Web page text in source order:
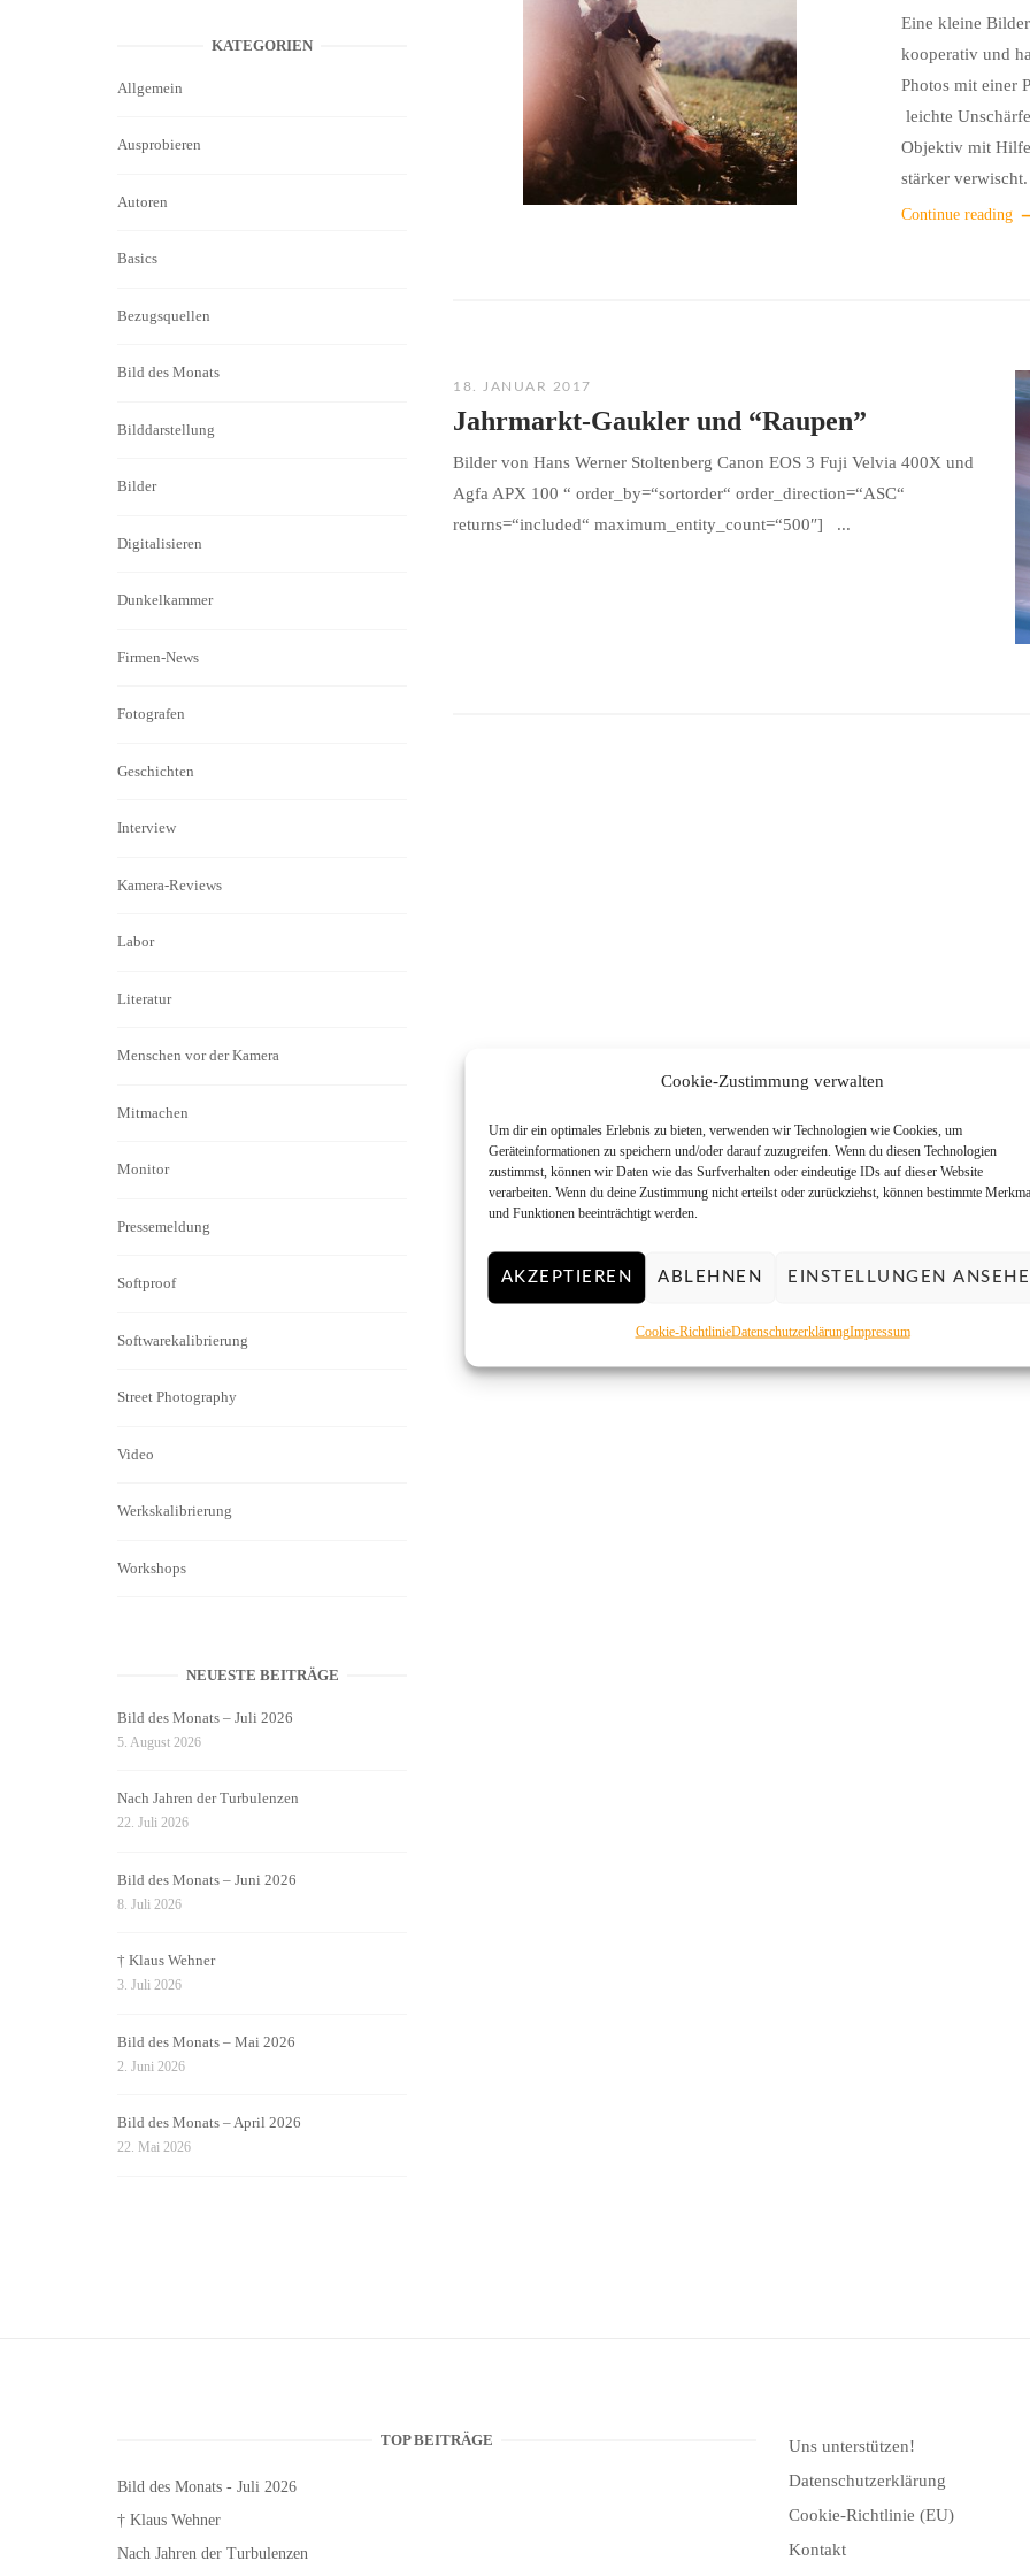
Cookie-Zustimmung verwalten
Um dir ein optimales Erlebnis zu bieten, verwenden wir Technologien wie Cookies, um
Geräteinformationen zu speichern und/oder darauf zuzugreifen. Wenn du diesen Technologien
zustimmst, können wir Daten wie das Surfverhalten oder eindeutige IDs auf dieser Website
verarbeiten. Wenn du deine Zustimmung nicht erteilst oder zurückziehst, können bestimmte
und Funktionen beeinträchtigt werden.
AKZEPTIEREN ABLEHNEN EINSTELLUNGEN
Cookie-RichtlinieDatenschutzerklärungImpressum
Eine kleine
kooperativ und
Photos mit einer
leichte
Objektiv mit
stärker
Continue reading
18. JANUAR 2017
Jahrmarkt-Gaukler und “Raupen”
Bilder von Hans Werner Stoltenberg Canon EOS 3 Fuji Velvia 400X und
Agfa APX 100 “ order_by=“sortorder“ order_direction=“ASC“
returns=“included“ maximum_entity_count=“500″] ...
KATEGORIEN
Allgemein
Ausprobieren
Autoren
Basics
Bezugsquellen
Bild des Monats
Bilddarstellung
Bilder
Digitalisieren
Dunkelkammer
Firmen-News
Fotografen
Geschichten
Interview
Kamera-Reviews
Labor
Literatur
Menschen vor der Kamera
Mitmachen
Monitor
Pressemeldung
Softproof
Softwarekalibrierung
Street Photography
Video
Werkskalibrierung
Workshops
NEUESTE BEITRÄGE
Bild des Monats – Juli 2026
5. August 2026
Nach Jahren der Turbulenzen
22. Juli 2026
Bild des Monats – Juni 2026
8. Juli 2026
† Klaus Wehner
3. Juli 2026
Bild des Monats – Mai 2026
2. Juni 2026
Bild des Monats – April 2026
22. Mai 2026
TOP BEITRÄGE
Bild des Monats - Juli 2026
† Klaus Wehner
Nach Jahren der Turbulenzen
Uns unterstützen!
Datenschutzerklärung
Cookie-Richtlinie (EU)
Kontakt